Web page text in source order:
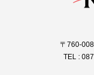
〒760-
TEL :